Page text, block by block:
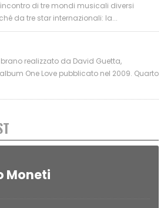
di tre mondi musicali diversi
da tre star internazionali: la...
realizzato da David Guetta,
One Love pubblicato nel 2009. Quarto
Moneti